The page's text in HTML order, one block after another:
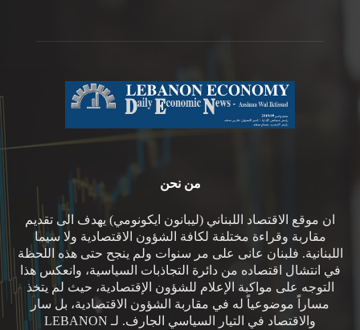
من نحن
ان موقع الاقتصاد اللبناني (ليبانون ايكونومي) يهدف الى تقديم
مقاربة وقراءة مختلفة لكافة الشؤون الاقتصادية ولا سيما
اللبنانية. فلبنان عانى على مر سنوات ولم ينجح حتى هذه اللحظة
في انتشال اقتصاده من دائرة التجاذبات السياسية، وانعكس هذا
التوجه على مواكبة الإعلام للشؤون الإقتصادية، حيث لم يتخذ
مساراً موضوعياً له في مقاربة الشؤون الاقتصادية، بل سار
والاقتصاد في التيار السياسي الجارف. لـ LEBANON